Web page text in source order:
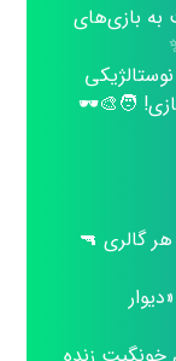
به بازی‌های
🧑‍🎨🕶️
گالری 🔫